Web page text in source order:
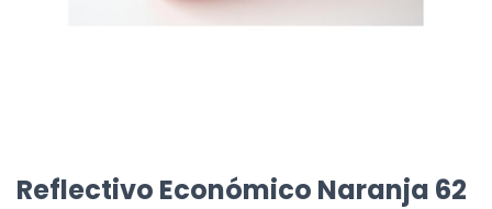
Reflectivo Económico Naranja 62